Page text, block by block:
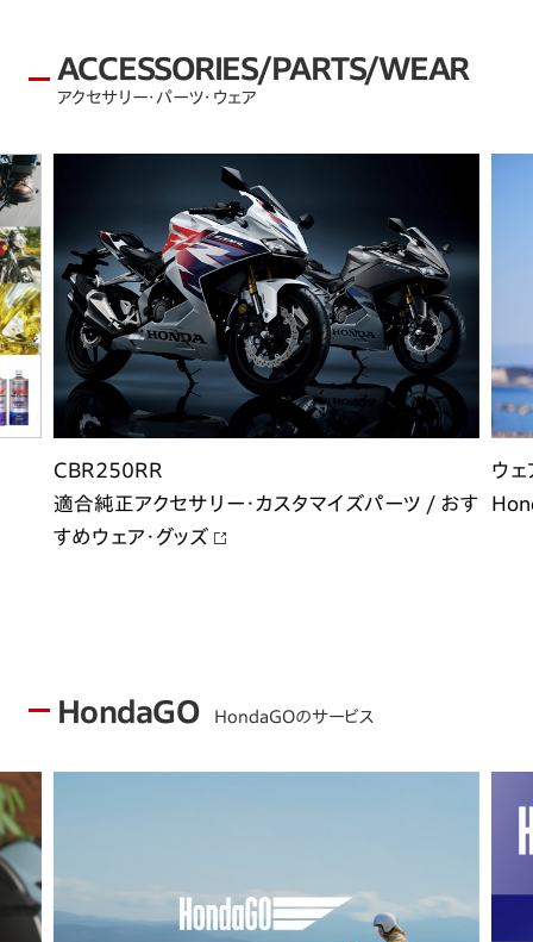
ACCESSORIES/PARTS/WEAR
アクセサリー・パーツ・ウェア
CBR250RR
適合純正アクセサリー・カスタマイズパーツ / おす
すめウェア・グッズ
ウェ
HondaGO HondaGOのサービス